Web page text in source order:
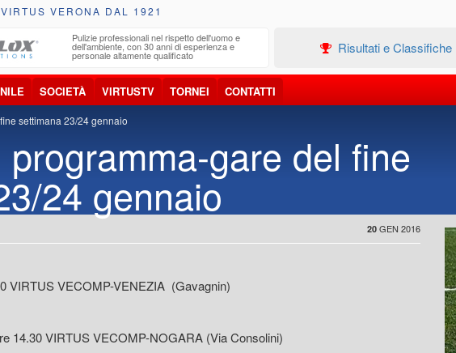
VERONA DAL 1921
Pulizie professionali nel rispetto dell'uomo e
dell'ambiente, con 30 anni di esperienza e
personale altamente qualificato Risultati e Classifiche
SOCIETÀ VIRTUSTV TORNEI CONTATTI
settimana 23/24 gennaio
gare del fine
24 gennaio
20 GEN 2016
VIRTUS VECOMP-VENEZIA (Gavagnin)
14.30 VIRTUS VECOMP-NOGARA (Via Consolini)